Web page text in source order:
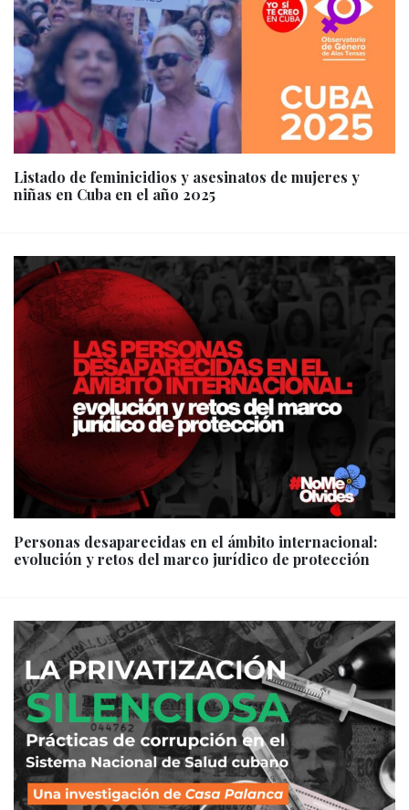
Listado de feminicidios y asesinatos de mujeres y
niñas en Cuba en el año 2025
Personas desaparecidas en el ámbito internacional:
evolución y retos del marco jurídico de protección